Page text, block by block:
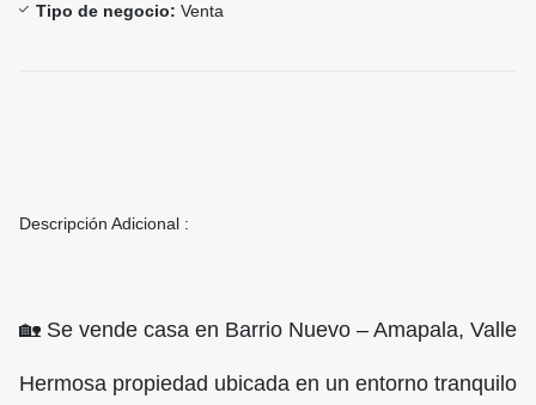
Tipo de negocio: Venta
Descripción Adicional :
🏡 Se vende casa en Barrio Nuevo – Amapala, Valle
Hermosa propiedad ubicada en un entorno tranquilo